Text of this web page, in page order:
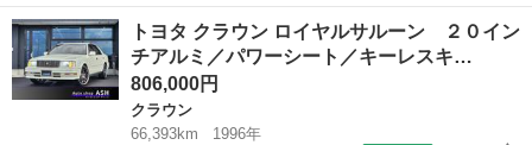
ー名： トヨタ ■ 車種名： クラウン ■ グレード名： Ｚ ブラ
ックＰＫＧ パノラマルーフ 全方位 純正１２型ナビ コネクティ
ッドナビ...
愛知 岡崎市 クラウン
トヨタ クラウン ロイヤルサルーン ２０イン
チアルミ／パワーシート／キーレスキ…
806,000円
クラウン
66,393km
1996年